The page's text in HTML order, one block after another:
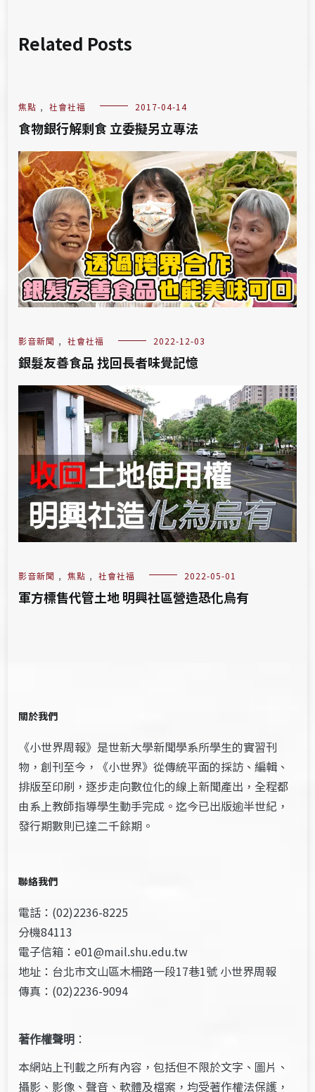
Related Posts
焦點 , 社會社福 2017-04-14
食物銀行解剩食 立委擬另立專法
影音新聞 , 社會社福 2022-12-03
銀髮友善食品 找回長者味覺記憶
影音新聞 , 焦點 , 社會社福 2022-05-01
軍方標售代管土地 明興社區營造恐化烏有
關於我們
《小世界周報》是世新大學新聞學系所學生的實習刊
物，創刊至今，《小世界》從傳統平面的採訪、編輯、
排版至印刷，逐步走向數位化的線上新聞產出，全程都
由系上教師指導學生動手完成。迄今已出版逾半世紀，
發行期數則已達二千餘期。
聯絡我們
電話：(02)2236-8225
分機84113
電子信箱：e01@mail.shu.edu.tw
地址：台北市文山區木柵路一段17巷1號 小世界周報
傳真：(02)2236-9094
著作權聲明 ：
本網站上刊載之所有內容，包括但不限於文字、圖片、
攝影、影像、聲音、軟體及檔案，均受著作權法保護，